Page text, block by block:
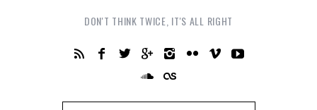
DON'T THINK TWICE, IT'S ALL RIGHT